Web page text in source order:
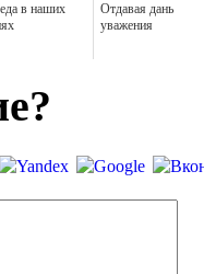
в наших
Отдавая дань
уважения